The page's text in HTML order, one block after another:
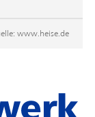
www.heise.de